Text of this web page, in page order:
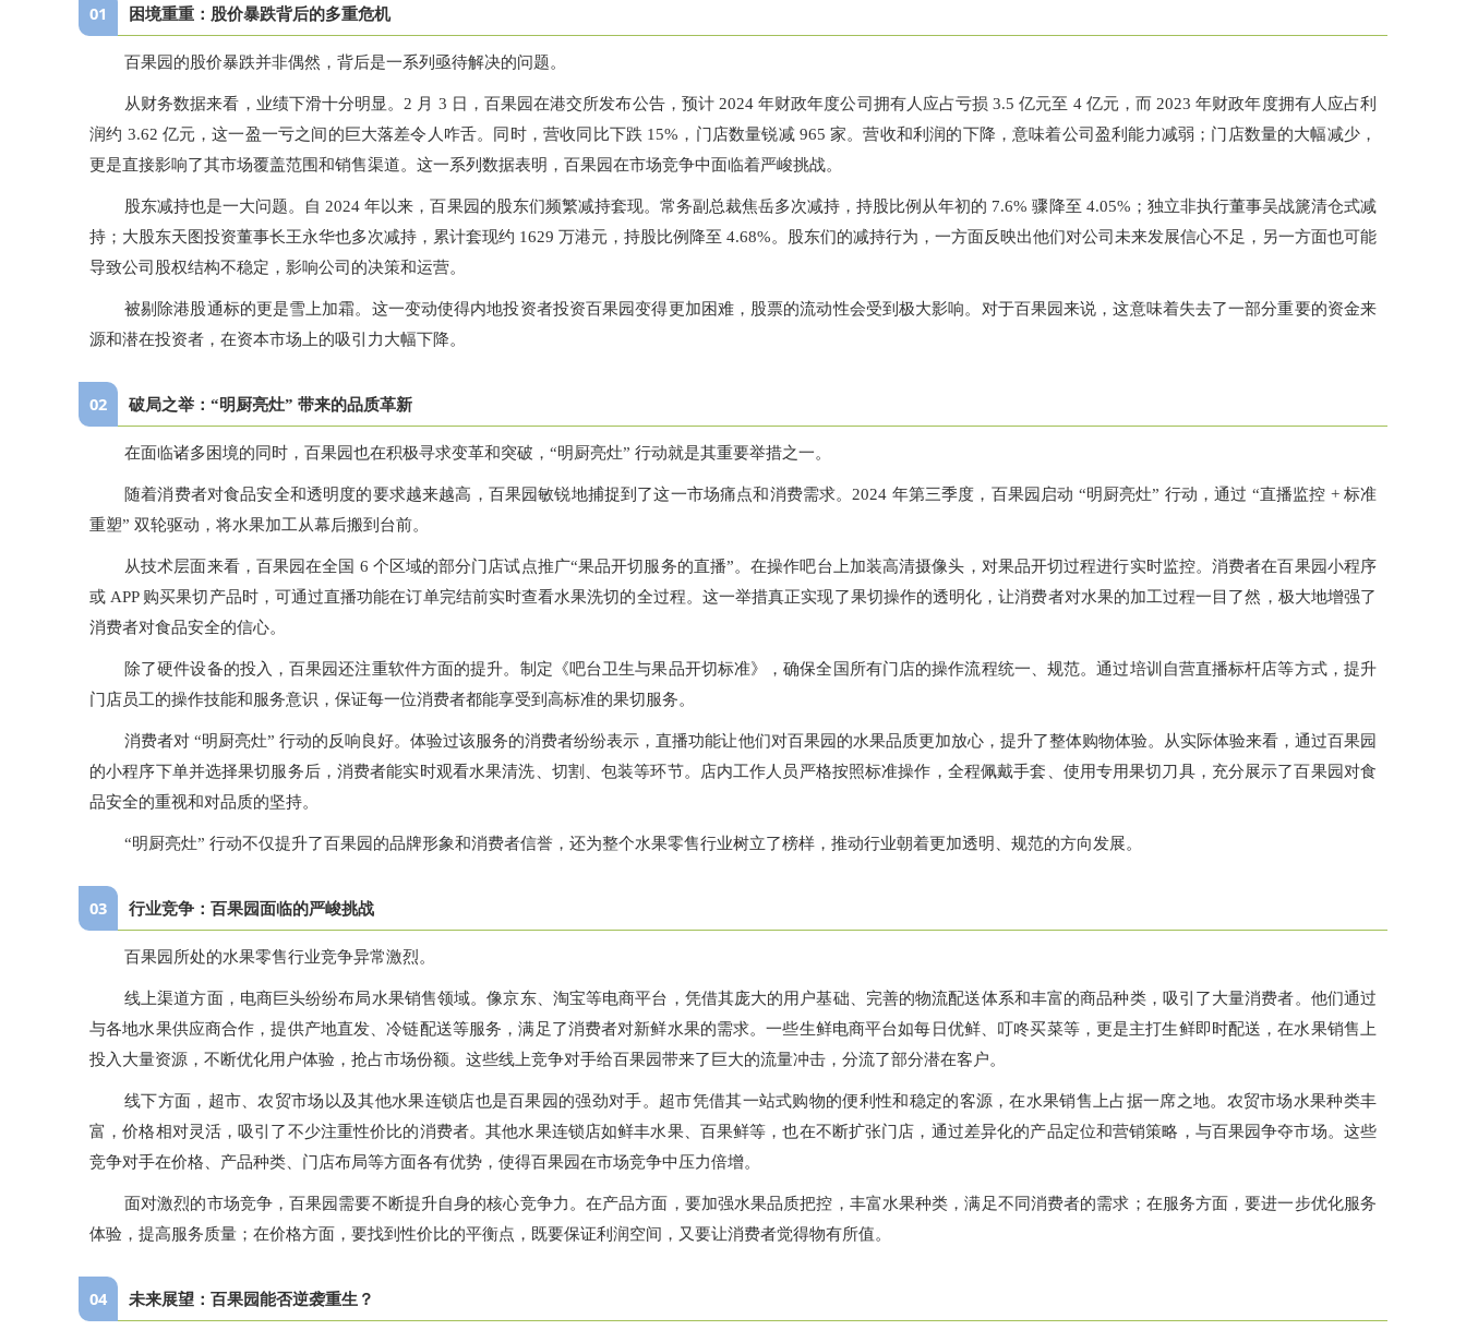
01 困境重重：股价暴跌背后的多重危机
百果园的股价暴跌并非偶然，背后是一系列亟待解决的问题。
从财务数据来看，业绩下滑十分明显。2 月 3 日，百果园在港交所发布公告，预计 2024 年财政年度公司拥有人应占亏损 3.5 亿元至 4 亿元，而 2023 年财政年度拥有人应占利
润约 3.62 亿元，这一盈一亏之间的巨大落差令人咋舌。同时，营收同比下跌 15%，门店数量锐减 965 家。营收和利润的下降，意味着公司盈利能力减弱；门店数量的大幅减少，
更是直接影响了其市场覆盖范围和销售渠道。这一系列数据表明，百果园在市场竞争中面临着严峻挑战。
股东减持也是一大问题。自 2024 年以来，百果园的股东们频繁减持套现。常务副总裁焦岳多次减持，持股比例从年初的 7.6% 骤降至 4.05%；独立非执行董事吴战篪清仓式减
持；大股东天图投资董事长王永华也多次减持，累计套现约 1629 万港元，持股比例降至 4.68%。股东们的减持行为，一方面反映出他们对公司未来发展信心不足，另一方面也可能
导致公司股权结构不稳定，影响公司的决策和运营。
被剔除港股通标的更是雪上加霜。这一变动使得内地投资者投资百果园变得更加困难，股票的流动性会受到极大影响。对于百果园来说，这意味着失去了一部分重要的资金来
源和潜在投资者，在资本市场上的吸引力大幅下降。
02 破局之举：“明厨亮灶” 带来的品质革新
在面临诸多困境的同时，百果园也在积极寻求变革和突破，“明厨亮灶” 行动就是其重要举措之一。
随着消费者对食品安全和透明度的要求越来越高，百果园敏锐地捕捉到了这一市场痛点和消费需求。2024 年第三季度，百果园启动 “明厨亮灶” 行动，通过 “直播监控 + 标准
重塑” 双轮驱动，将水果加工从幕后搬到台前。
从技术层面来看，百果园在全国 6 个区域的部分门店试点推广“果品开切服务的直播”。在操作吧台上加装高清摄像头，对果品开切过程进行实时监控。消费者在百果园小程序
或 APP 购买果切产品时，可通过直播功能在订单完结前实时查看水果洗切的全过程。这一举措真正实现了果切操作的透明化，让消费者对水果的加工过程一目了然，极大地增强了
消费者对食品安全的信心。
除了硬件设备的投入，百果园还注重软件方面的提升。制定《吧台卫生与果品开切标准》，确保全国所有门店的操作流程统一、规范。通过培训自营直播标杆店等方式，提升
门店员工的操作技能和服务意识，保证每一位消费者都能享受到高标准的果切服务。
消费者对 “明厨亮灶” 行动的反响良好。体验过该服务的消费者纷纷表示，直播功能让他们对百果园的水果品质更加放心，提升了整体购物体验。从实际体验来看，通过百果园
的小程序下单并选择果切服务后，消费者能实时观看水果清洗、切割、包装等环节。店内工作人员严格按照标准操作，全程佩戴手套、使用专用果切刀具，充分展示了百果园对食
品安全的重视和对品质的坚持。
“明厨亮灶” 行动不仅提升了百果园的品牌形象和消费者信誉，还为整个水果零售行业树立了榜样，推动行业朝着更加透明、规范的方向发展。
03 行业竞争：百果园面临的严峻挑战
百果园所处的水果零售行业竞争异常激烈。
线上渠道方面，电商巨头纷纷布局水果销售领域。像京东、淘宝等电商平台，凭借其庞大的用户基础、完善的物流配送体系和丰富的商品种类，吸引了大量消费者。他们通过
与各地水果供应商合作，提供产地直发、冷链配送等服务，满足了消费者对新鲜水果的需求。一些生鲜电商平台如每日优鲜、叮咚买菜等，更是主打生鲜即时配送，在水果销售上
投入大量资源，不断优化用户体验，抢占市场份额。这些线上竞争对手给百果园带来了巨大的流量冲击，分流了部分潜在客户。
线下方面，超市、农贸市场以及其他水果连锁店也是百果园的强劲对手。超市凭借其一站式购物的便利性和稳定的客源，在水果销售上占据一席之地。农贸市场水果种类丰
富，价格相对灵活，吸引了不少注重性价比的消费者。其他水果连锁店如鲜丰水果、百果鲜等，也在不断扩张门店，通过差异化的产品定位和营销策略，与百果园争夺市场。这些
竞争对手在价格、产品种类、门店布局等方面各有优势，使得百果园在市场竞争中压力倍增。
面对激烈的市场竞争，百果园需要不断提升自身的核心竞争力。在产品方面，要加强水果品质把控，丰富水果种类，满足不同消费者的需求；在服务方面，要进一步优化服务
体验，提高服务质量；在价格方面，要找到性价比的平衡点，既要保证利润空间，又要让消费者觉得物有所值。
04 未来展望：百果园能否逆袭重生？